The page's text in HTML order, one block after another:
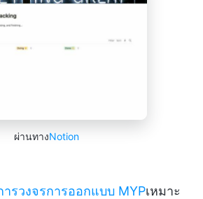
ผ่านทางNotion
รวงจรการออกแบบ MYPเหมาะ